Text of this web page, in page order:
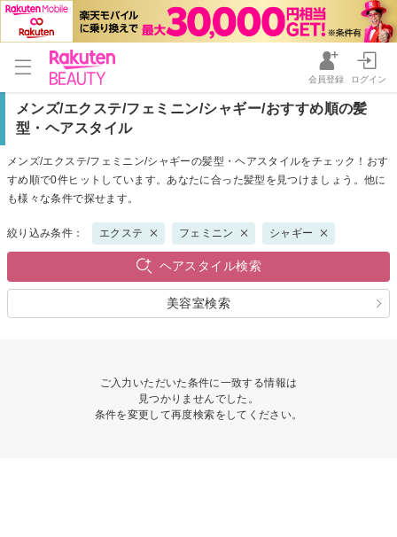
会員登録 ログイン
メンズ/エクステ/フェミニン/シャギー/おすすめ順の髪
型・ヘアスタイル
メンズ/エクステ/フェミニン/シャギーの髪型・ヘアスタイルをチェック！おす
すめ順で0件ヒットしています。あなたに合った髪型を見つけましょう。他に
も様々な条件で探せます。
絞り込み条件： エクステ フェミニン シャギー
ヘアスタイル検索
美容室検索
ご入力いただいた条件に一致する情報は
見つかりませんでした。
条件を変更して再度検索をしてください。